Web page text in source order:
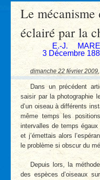
Le mécanisme
éclairé par la
E.-J.
3 Décembre
dimanche 22 février 2009
Dans un précédent
saisir par la photographie
d’un oiseau à différents
même temps les
intervalles de temps
et j’émettais alors
le problème si obscur du
Depuis lors, la
des espèces d’oiseaux